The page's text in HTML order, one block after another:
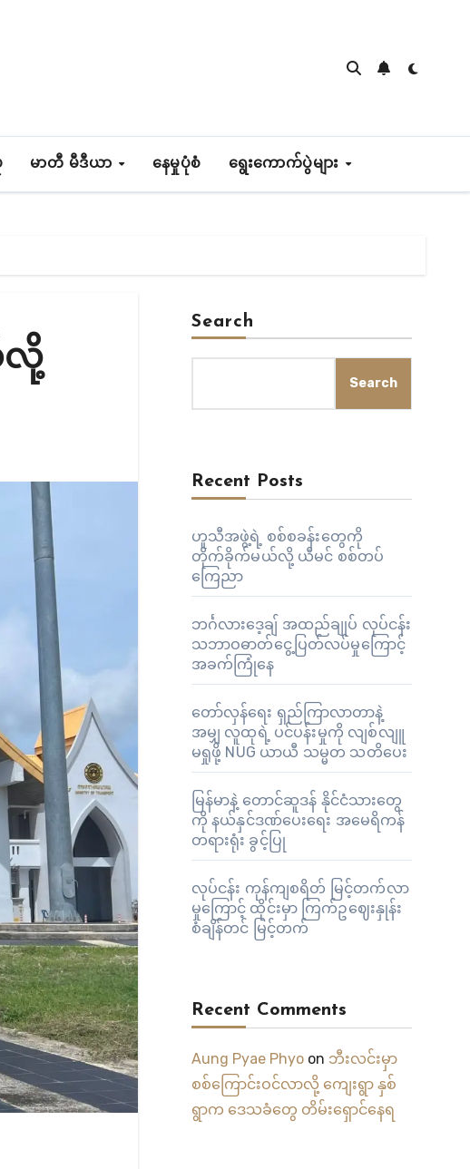
မာတီ မီဒီယာ နေမှုပုံစံ ရွေးကောက်ပွဲများ
လို့
Search
Search
Recent Posts
ဟူသီအဖွဲ့ရဲ့ စစ်စခန်းတွေကို
တိုက်ခိုက်မယ်လို့ ယီမင် စစ်တပ်
ကြေညာ
ဘင်္ဂလားဒေ့ချ် အထည်ချုပ် လုပ်ငန်း
သဘာဝဓာတ်ငွေ့ပြတ်လပ်မှုကြောင့်
အခက်ကြုံနေ
တော်လှန်ရေး ရှည်ကြာလာတာနဲ့
အမျှ လူထုရဲ့ ပင်ပန်းမှုကို လျစ်လျူ
မရှုဖို့ NUG ယာယီ သမ္မတ သတိပေး
မြန်မာနဲ့ တောင်ဆူဒန် နိုင်ငံသားတွေ
ကို နယ်နှင်ဒဏ်ပေးရေး အမေရိကန်
တရားရုံး ခွင့်ပြု
လုပ်ငန်း ကုန်ကျစရိတ် မြင့်တက်လာ
မှုကြောင့် ထိုင်းမှာ ကြက်ဥဈေးနှုန်း
စံချိန်တင် မြင့်တက်
Recent Comments
Aung Pyae Phyoon ဘီးလင်းမှာ
စစ်ကြောင်းဝင်လာလို့ ကျေးရွာ နှစ်
ရွာက ဒေသခံတွေ တိမ်းရှောင်နေရ